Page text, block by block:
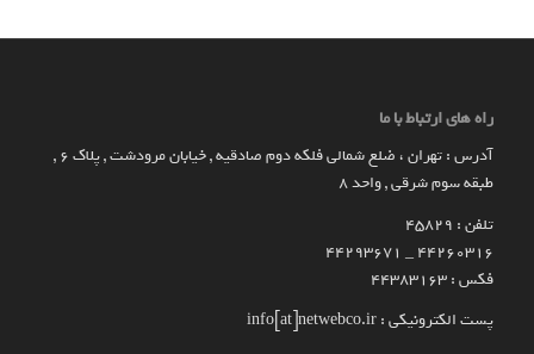
راه های ارتباط با ما
آدرس : تهران ، ضلع شمالی فلکه دوم صادقیه , خیابان مرودشت , پلاک ۶ ,
طبقه سوم شرقی , واحد ۸
تلفن : 45829
۴۴۲۶۰۳۱۶ _ 44293671
فکس : 44383163
پست الکترونیکی : info[at]netwebco.ir